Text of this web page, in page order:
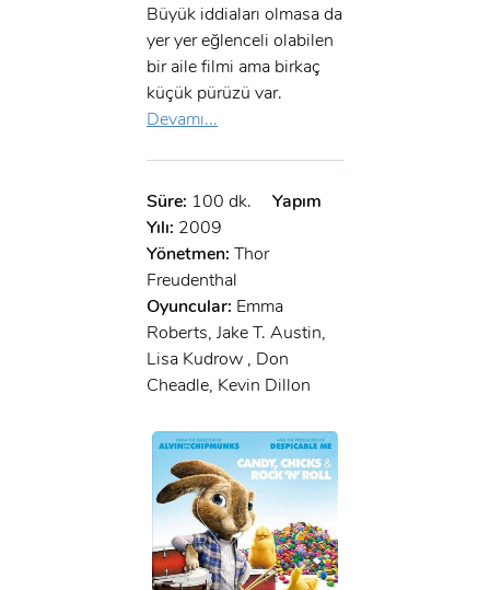
Büyük iddiaları olmasa da
yer yer eğlenceli olabilen
bir aile filmi ama birkaç
küçük pürüzü var.
Devamı...
Süre: 100 dk.
Yapım
Yılı: 2009
Yönetmen: Thor
Freudenthal
Oyuncular: Emma
Roberts, Jake T. Austin,
Lisa Kudrow , Don
Cheadle, Kevin Dillon